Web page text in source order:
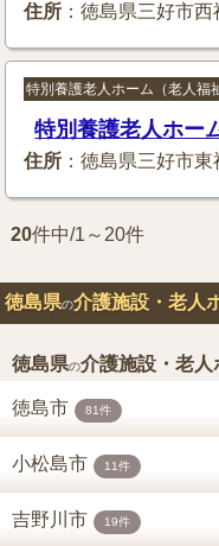
住所 ：徳島県三好市
特別養護老人ホーム（老人福
特別養護老人ホ
住所 ：徳島県三好市
20件中/1～20件
徳島県の介護施設・老人
徳島県の介護施設・老人
徳島市 81件
小松島市 11件
吉野川市 19件